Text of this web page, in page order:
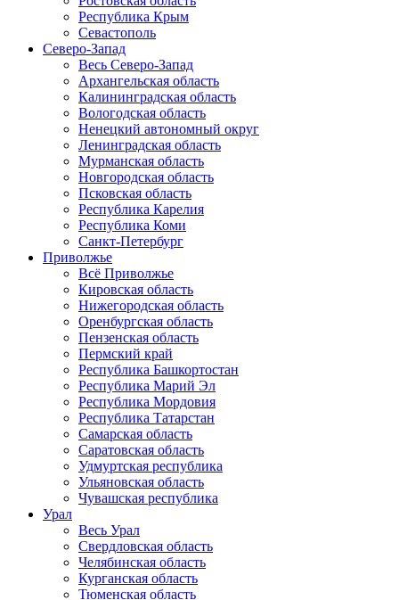
Республика Крым
Севастополь
Северо-Запад
Весь Северо-Запад
Архангельская область
Калининградская область
Вологодская область
Ненецкий автономный округ
Ленинградская область
Мурманская область
Новгородская область
Псковская область
Республика Карелия
Республика Коми
Санкт-Петербург
Приволжье
Всё Приволжье
Кировская область
Нижегородская область
Оренбургская область
Пензенская область
Пермский край
Республика Башкортостан
Республика Марий Эл
Республика Мордовия
Республика Татарстан
Самарская область
Саратовская область
Удмуртская республика
Ульяновская область
Чувашская республика
Урал
Весь Урал
Свердловская область
Челябинская область
Курганская область
Тюменская область